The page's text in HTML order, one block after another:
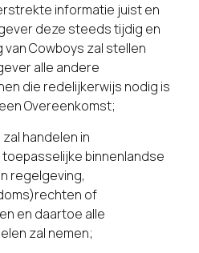
informatie juist en
deze steeds tijdig en
Cowboys zal stellen
alle andere
die redelijkerwijs nodig is
Overeenkomst;
handelen in
binnenlandse
regelgeving,
of
en daartoe alle
zal nemen;